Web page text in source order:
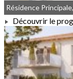
À PARTIR DE
Résidence
Découvrir le